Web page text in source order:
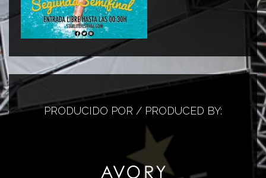
PRODUCIDO POR / PRODUCED BY: